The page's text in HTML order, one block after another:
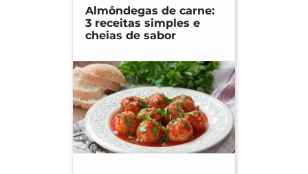
Almôndegas de carne:
3 receitas simples e
cheias de sabor